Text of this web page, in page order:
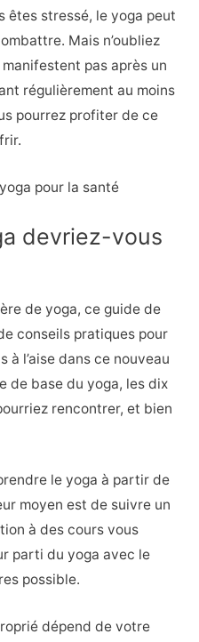
êtes stressé, le yoga peut
Mais n’oubliez
pas après un
régulièrement au moins
pourrez profiter de ce
pour la santé
devriez-vous
de yoga, ce guide de
conseils pratiques pour
à l’aise dans ce nouveau
de base du yoga, les dix
rencontrer, et bien
le yoga à partir de
moyen est de suivre un
à des cours vous
parti du yoga avec le
possible.
dépend de votre